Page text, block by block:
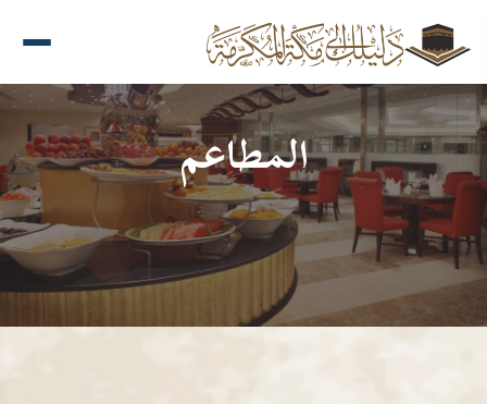
المطاعم